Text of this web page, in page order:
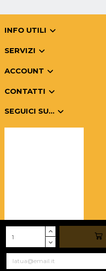
INFO UTILI
SERVIZI
ACCOUNT
CONTATTI
SEGUICI SU...